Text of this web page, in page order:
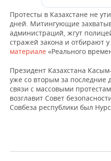
ХОККЕЙ С МЯЧОМ
ПРОИСШЕСТВИЯ
Протесты в Казахстане не
дней. Митингующие
администраций, жгут
стражей закона и отбирают
материале «Реального
Президент Казахстана
уже со вторым за последние
связи с массовыми
возглавит Совет
Совбеза республики был